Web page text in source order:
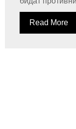
Read More